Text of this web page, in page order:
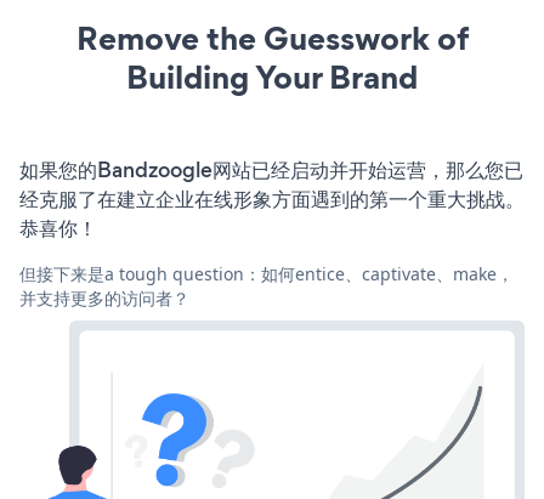
Remove the Guesswork of
Building Your Brand
如果您的Bandzoogle网站已经启动并开始运营，那么您已
经克服了在建立企业在线形象方面遇到的第一个重大挑战。
恭喜你！
但接下来是a tough question：如何entice、captivate、make，
并支持更多的访问者？